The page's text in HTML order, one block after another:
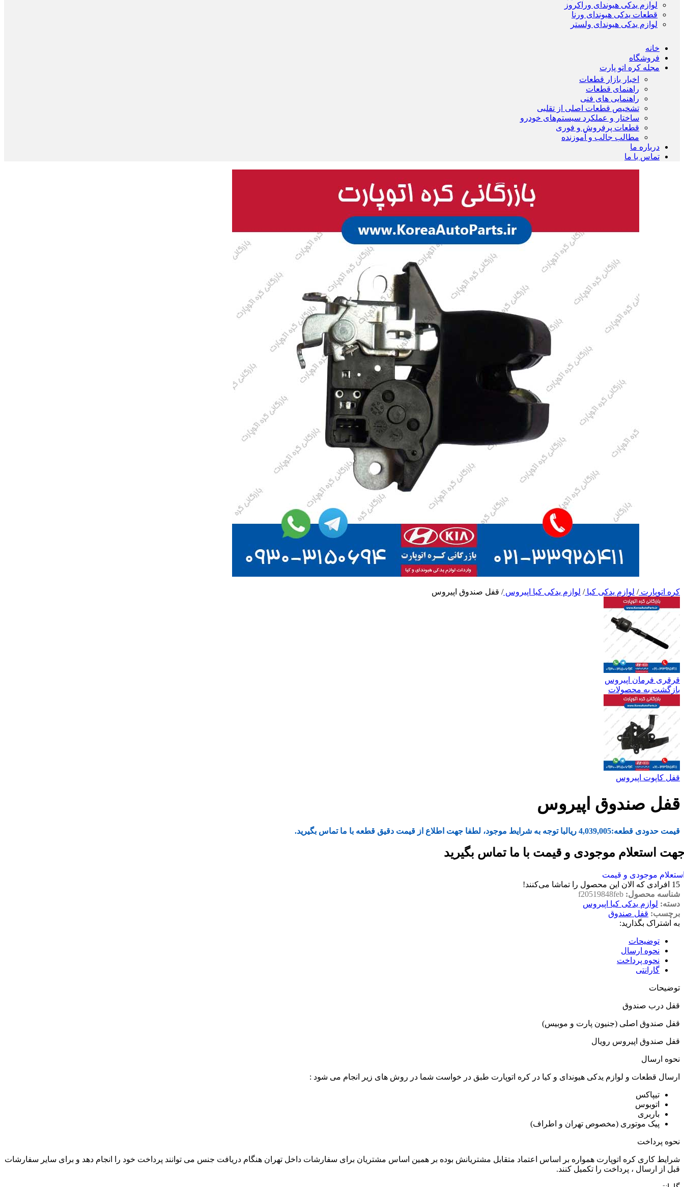
لوازم یدکی هیوندای وراکروز
قطعات یدکی هیوندای ورنا
لوازم یدکی هیوندای ولستر
خانه
فروشگاه
مجله کره اتو پارت
اخبار بازار قطعات
راهنمای قطعات
راهنمایی های فنی
تشخیص قطعات اصلی از تقلبی
ساختار و عملکرد سیستم‌های خودرو
قطعات پرفروش و فوری
مطالب جالب و آموزنده
درباره ما
تماس با ما
کره اتوپارت/ لوازم یدکی کیا/ لوازم یدکی کیا اپیروس/ قفل صندوق اپیروس
قرقری فرمان اپیروس
بازگشت به محصولات
قفل کاپوت اپیروس
قفل صندوق اپیروس
قیمت حدودی قطعه:4,039,005 ریالبا توجه به شرایط موجود، لطفا جهت اطلاع از قیمت دقیق قطعه با ما تماس بگیرید.
استعلام موجودی و قیمت با ما تماس بگیرید
موجودی و قیمت
15 افرادی که الان این محصول را تماشا می‌کنند!
شناسه محصول: f20519848feb
دسته: لوازم یدکی کیا اپیروس
برچسب: قفل صندوق
به اشتراک بگذارید:
توضیحات
نحوه ارسال
نحوه پرداخت
گارانتی
توضیحات
قفل درب صندوق
قفل صندوق اصلی (جنیون پارت و موبیس)
قفل صندوق اپیروس رویال
نحوه ارسال
ارسال قطعات و لوازم یدکی هیوندای و کیا در کره اتوپارت طبق در خواست شما در روش های زیر انجام می شود :
تیپاکس
اتوبوس
باربری
پیک موتوری (مخصوص تهران و اطراف)
نحوه پرداخت
شرایط کاری کره اتوپارت همواره بر اساس اعتماد متقابل مشتریانش بوده بر همین اساس مشتریان برای سفارشات داخل تهران هنگام دریافت جنس می توانند پرداخت خود را انجام دهد و برای سایر سفارشات
قبل از ارسال ، پرداخت را تکمیل کنند.